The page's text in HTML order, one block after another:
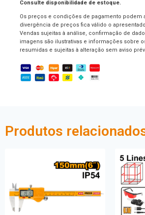
Consulte disponibilidade de estoque.
Os preços e condições de pagamento podem
divergência de preços fica válido o
Vendas sujeitas à análise, confirmação de
imagens são ilustrativas e informações sobre
resumidas e sujeitas à alteração sem aviso
Produtos